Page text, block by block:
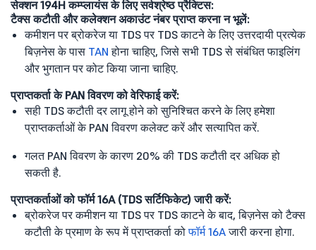
सेक्शन 194H कम्प्लायंस के लिए सर्वश्रेष्ठ प्रैक्टिस:
टैक्स कटौती और कलेक्शन अकाउंट नंबर प्राप्त करना न भूलें:
कमीशन पर ब्रोकरेज या TDS पर TDS काटने के लिए उत्तरदायी प्रत्येक
बिज़नेस के पास TAN होना चाहिए, जिसे सभी TDS से संबंधित फाइलिंग
और भुगतान पर कोट किया जाना चाहिए.
प्राप्तकर्ता के PAN विवरण को वेरिफाई करें:
सही TDS कटौती दर लागू होने को सुनिश्चित करने के लिए हमेशा
प्राप्तकर्ताओं के PAN विवरण कलेक्ट करें और सत्यापित करें.
गलत PAN विवरण के कारण 20% की TDS कटौती दर अधिक हो
सकती है.
प्राप्तकर्ताओं को फॉर्म 16A (TDS सर्टिफिकेट) जारी करें:
ब्रोकरेज पर कमीशन या TDS पर TDS काटने के बाद, बिज़नेस को टैक्स
कटौती के प्रमाण के रूप में प्राप्तकर्ता कोफॉर्म 16Aजारी करना होगा.